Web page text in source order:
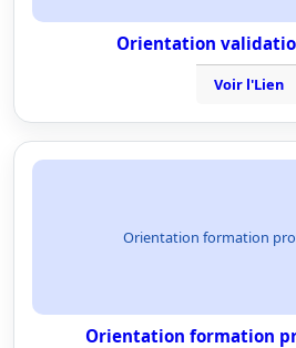
Orientation
Voir l'Lien
Orientation formation
Orientation formation